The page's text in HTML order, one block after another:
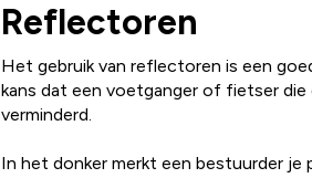
Reflectoren
Het gebruik van reflectoren is een
kans dat een voetganger of fietser
verminderd.
In het donker merkt een bestuurder